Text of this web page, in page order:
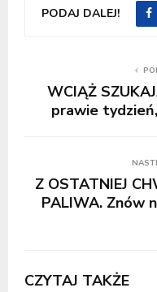
PODAJ DALEJ!
WCIĄŻ
prawie
Z OSTATNIEJ
PALIWA. Znów
CZYTAJ TAKŻE